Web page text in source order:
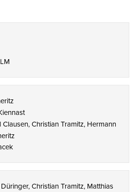
Clausen, Christian Tramitz, Hermann
Christian Tramitz, Matthias